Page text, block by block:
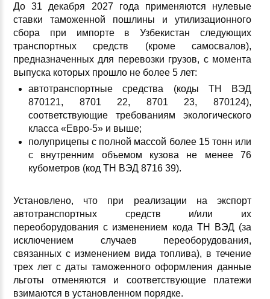
До 31 декабря 2027 года применяются нулевые
ставки таможенной пошлины и утилизационного
сбора при импорте в Узбекистан следующих
транспортных средств (кроме самосвалов),
предназначенных для перевозки грузов, с момента
выпуска которых прошло не более 5 лет:
автотранспортные средства (коды ТН ВЭД
870121, 8701 22, 8701 23, 870124),
соответствующие требованиям экологического
класса «Евро-5» и выше;
полуприцепы с полной массой более 15 тонн или
с внутренним объемом кузова не менее 76
кубометров (код ТН ВЭД 8716 39).
Установлено, что при реализации на экспорт
автотранспортных средств и/или их
переоборудования с изменением кода ТН ВЭД (за
исключением случаев переоборудования,
связанных с изменением вида топлива), в течение
трех лет с даты таможенного оформления данные
льготы отменяются и соответствующие платежи
взимаются в установленном порядке.